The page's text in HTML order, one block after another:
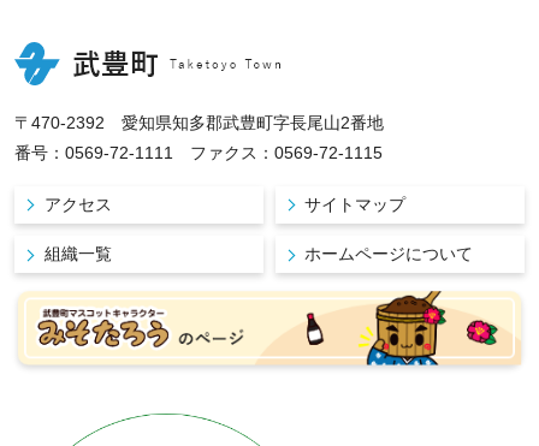
〒470-2392 愛知県知多郡武豊町字長尾山2番地
番号：0569-72-1111 ファクス：0569-72-1115
アクセス サイトマップ
組織一覧 ホームページについて